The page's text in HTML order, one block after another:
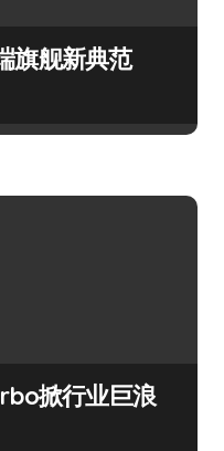
旗舰新典范
掀行业巨浪